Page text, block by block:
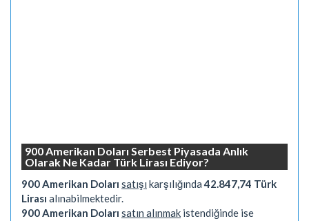
900 Amerikan Doları Serbest Piyasada Anlık
Olarak Ne Kadar Türk Lirası Ediyor?
900 Amerikan Doları satışı karşılığında42.847,74 Türk
Lirası alınabilmektedir.
900 Amerikan Doları satın alınmak istendiğinde ise